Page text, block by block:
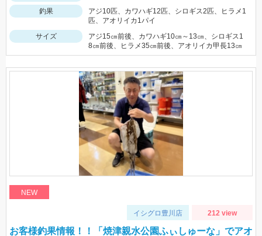
釣果
アジ10匹、カワハギ12匹、シロギス2匹、ヒラメ1
匹、アオリイカ1パイ
サイズ
アジ15㎝前後、カワハギ10㎝～13㎝、シロギス1
8㎝前後、ヒラメ35㎝前後、アオリイカ甲長13㎝
NEW
イシグロ豊川店 212 view
お客様釣果情報！！「焼津親水公園ふぃしゅーな」でアオ